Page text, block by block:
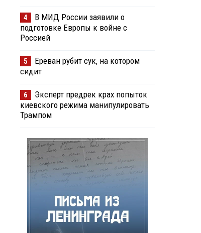
4
В МИД России заявили о
подготовке Европы к войне с
Россией
5
Ереван рубит сук, на котором
сидит
6
Эксперт предрек крах попыток
киевского режима манипулировать
Трампом